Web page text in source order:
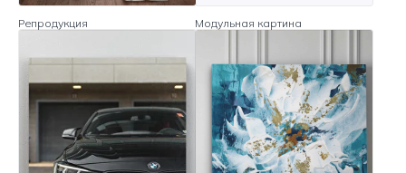
Репродукция Модульная картина